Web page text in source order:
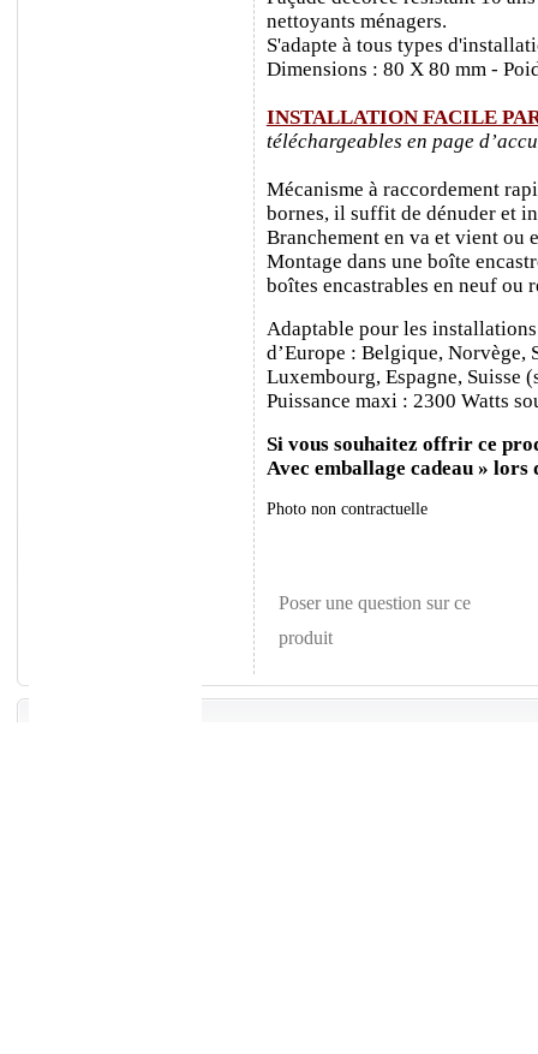
nettoyants ménagers.
S'adapte à tous types
Dimensions : 80 X 80 mm -
INSTALLATION FACILE
téléchargeables en page
Mécanisme à raccordement
bornes, il suffit de dénuder et
Branchement en va et vient ou
Montage dans une boîte
boîtes encastrables en neuf ou
Adaptable pour les
d’Europe : Belgique, Norvège,
Luxembourg, Espagne, Suisse
Puissance maxi : 2300 Watts
Si vous souhaitez offrir ce
Avec emballage cadeau » lors
Photo non contractuelle
Poser une question sur ce
produit